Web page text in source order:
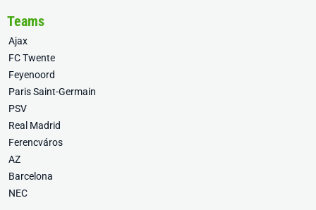
Teams
Ajax
FC Twente
Feyenoord
Paris Saint-Germain
PSV
Real Madrid
Ferencváros
AZ
Barcelona
NEC